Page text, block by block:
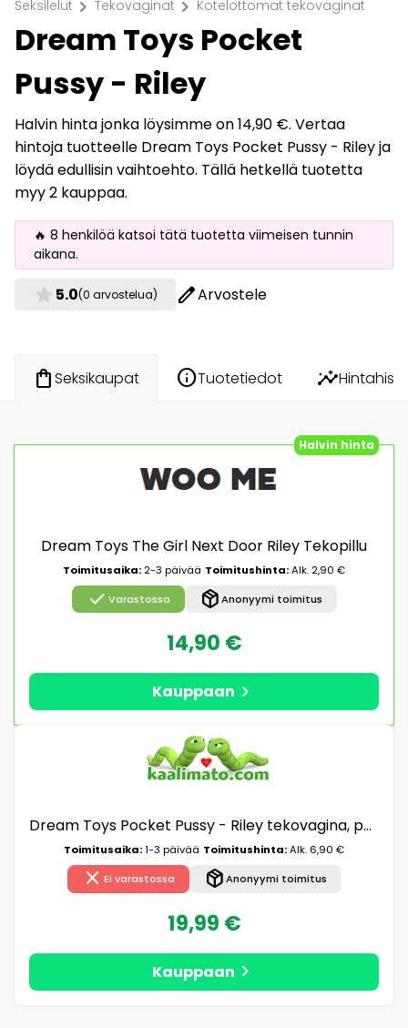
Seksilelut chevron_right Tekovaginat chevron_right Kotelottomat tekovaginat
Dream Toys Pocket
Pussy - Riley
Halvin hinta jonka löysimme on 14,90 €. Vertaa
hintoja tuotteelle Dream Toys Pocket Pussy - Riley ja
löydä edullisin vaihtoehto. Tällä hetkellä tuotetta
myy 2 kauppaa.
🔥 8 henkilöä katsoi tätä tuotetta viimeisen tunnin
aikana.
star 5.0(0 arvostelua) editArvostele
shopping_bagSeksikaupat infoTuotetiedot insights
Halvin hinta
Dream Toys The Girl Next Door Riley Tekopillu
Toimitusaika: 2-3 päivää Toimitushinta:Alk. 2,90 €
check Varastossa package_2Anonyymi toimitus
14,90 €
Kauppaan chevron_right
Dream Toys Pocket Pussy - Riley tekovagina, pehmeä, joustava, aidon näköinen, puristeltava, vaalea
Toimitusaika:1-3 päivää Toimitushinta:Alk. 6,90 €
close Ei varastossa package_2Anonyymi toimitus
19,99 €
Kauppaan chevron_right